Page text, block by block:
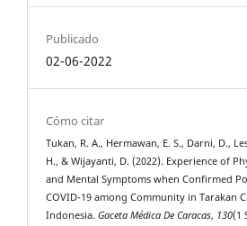
Publicado
02-06-2022
Cómo citar
Tukan, R. A., Hermawan, E. S., Darni, D.,
H., & Wijayanti, D. (2022). Experience of
and Mental Symptoms when Confirmed
COVID-19 among Community in Tarakan
Indonesia.Gaceta Médica De Caracas, 130(1